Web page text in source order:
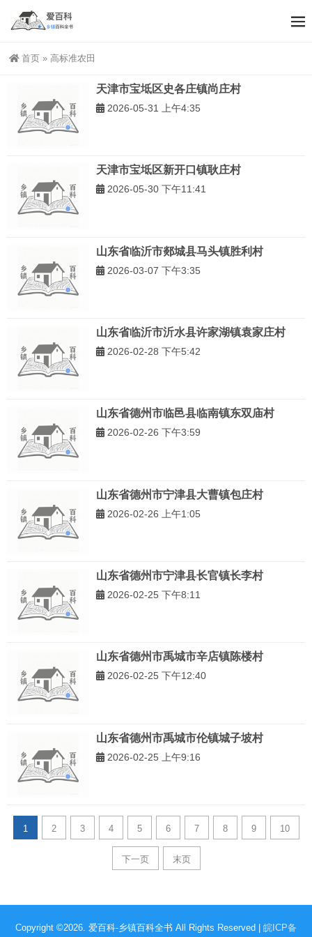
首页 » 高标准农田
天津市宝坻区史各庄镇尚庄村
2026-05-31 上午4:35
天津市宝坻区新开口镇耿庄村
2026-05-30 下午11:41
山东省临沂市郯城县马头镇胜利村
2026-03-07 下午3:35
山东省临沂市沂水县许家湖镇袁家庄村
2026-02-28 下午5:42
山东省德州市临邑县临南镇东双庙村
2026-02-26 下午3:59
山东省德州市宁津县大曹镇包庄村
2026-02-26 上午1:05
山东省德州市宁津县长官镇长李村
2026-02-25 下午8:11
山东省德州市禹城市辛店镇陈楼村
2026-02-25 下午12:40
山东省德州市禹城市伦镇城子坡村
2026-02-25 上午9:16
1 2 3 4 5 6 7 8 9 10
下一页 末页
Copyright ©2026. 爱百科-乡镇百科全书 All Rights Reserved | 皖ICP备